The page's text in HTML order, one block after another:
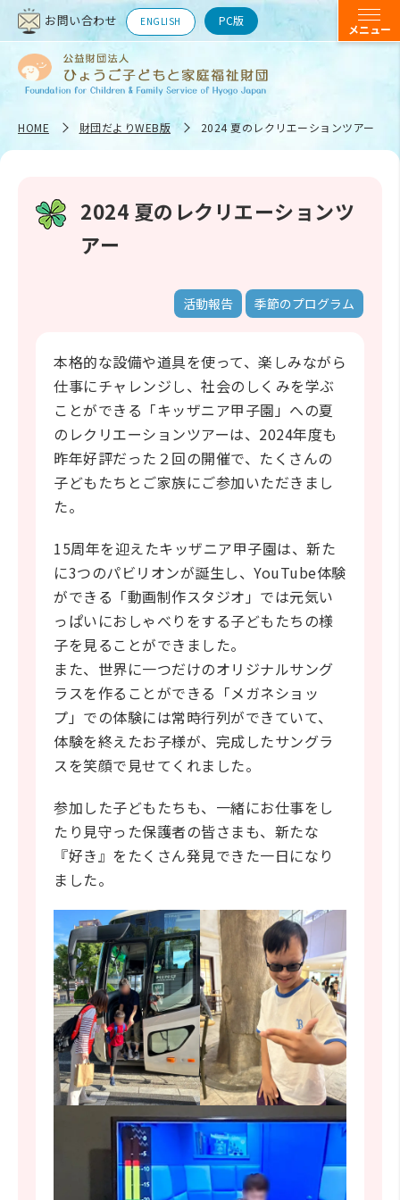
お問い合わせ ENGLISH PC版
HOME 財団だよりWEB版 2024 夏のレクリエーションツアー
2024 夏のレクリエーションツ
アー
活動報告 季節のプログラム
本格的な設備や道具を使って、楽しみながら
仕事にチャレンジし、社会のしくみを学ぶ
ことができる「キッザニア甲子園」への夏
のレクリエーションツアーは、2024年度も
昨年好評だった２回の開催で、たくさんの
子どもたちとご家族にご参加いただきまし
た。
15周年を迎えたキッザニア甲子園は、新た
に3つのパビリオンが誕生し、YouTube体験
ができる「動画制作スタジオ」では元気い
っぱいにおしゃべりをする子どもたちの様
子を見ることができました。
また、世界に一つだけのオリジナルサング
ラスを作ることができる「メガネショッ
プ」での体験には常時行列ができていて、
体験を終えたお子様が、完成したサングラ
スを笑顔で見せてくれました。
参加した子どもたちも、一緒にお仕事をし
たり見守った保護者の皆さまも、新たな
『好き』をたくさん発見できた一日になり
ました。